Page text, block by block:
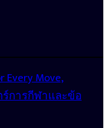
Move,
ร์การกีฬาและข้อ